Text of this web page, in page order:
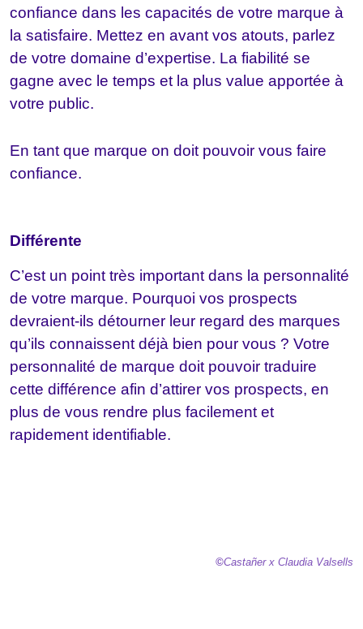
confiance dans les capacités de votre marque à
la satisfaire. Mettez en avant vos atouts, parlez
de votre domaine d’expertise. La fiabilité se
gagne avec le temps et la plus value apportée à
votre public.
En tant que marque on doit pouvoir vous faire
confiance.
Différente
C’est un point très important dans la personnalité
de votre marque. Pourquoi vos prospects
devraient-ils détourner leur regard des marques
qu’ils connaissent déjà bien pour vous ? Votre
personnalité de marque doit pouvoir traduire
cette différence afin d’attirer vos prospects, en
plus de vous rendre plus facilement et
rapidement identifiable.
©Castañerx Claudia Valsells